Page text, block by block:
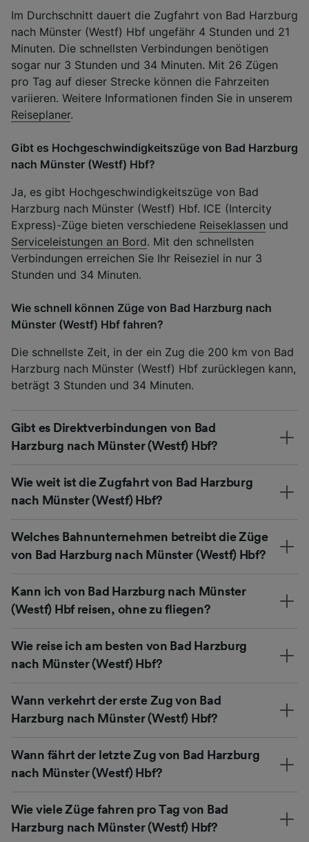
Im Durchschnitt dauert die Zugfahrt von Bad Harzburg
nach Münster (Westf) Hbf ungefähr 4 Stunden und 21
Minuten. Die schnellsten Verbindungen benötigen
sogar nur 3 Stunden und 34 Minuten. Mit 26 Zügen
pro Tag auf dieser Strecke können die Fahrzeiten
variieren. Weitere Informationen finden Sie in unserem
Reiseplaner.
Gibt es Hochgeschwindigkeitszüge von Bad Harzburg
nach Münster (Westf) Hbf?
Ja, es gibt Hochgeschwindigkeitszüge von Bad
Harzburg nach Münster (Westf) Hbf. ICE (Intercity
Express)-Züge bieten verschiedene Reiseklassen und
Serviceleistungen an Bord. Mit den schnellsten
Verbindungen erreichen Sie Ihr Reiseziel in nur 3
Stunden und 34 Minuten.
Wie schnell können Züge von Bad Harzburg nach
Münster (Westf) Hbf fahren?
Die schnellste Zeit, in der ein Zug die 200 km von Bad
Harzburg nach Münster (Westf) Hbf zurücklegen kann,
beträgt 3 Stunden und 34 Minuten.
Gibt es Direktverbindungen von Bad
Harzburg nach Münster (Westf) Hbf?
Wie weit ist die Zugfahrt von Bad Harzburg
nach Münster (Westf) Hbf?
Welches Bahnunternehmen betreibt die Züge
von Bad Harzburg nach Münster (Westf) Hbf?
Kann ich von Bad Harzburg nach Münster
(Westf) Hbf reisen, ohne zu fliegen?
Wie reise ich am besten von Bad Harzburg
nach Münster (Westf) Hbf?
Wann verkehrt der erste Zug von Bad
Harzburg nach Münster (Westf) Hbf?
Wann fährt der letzte Zug von Bad Harzburg
nach Münster (Westf) Hbf?
Wie viele Züge fahren pro Tag von Bad
Harzburg nach Münster (Westf) Hbf?